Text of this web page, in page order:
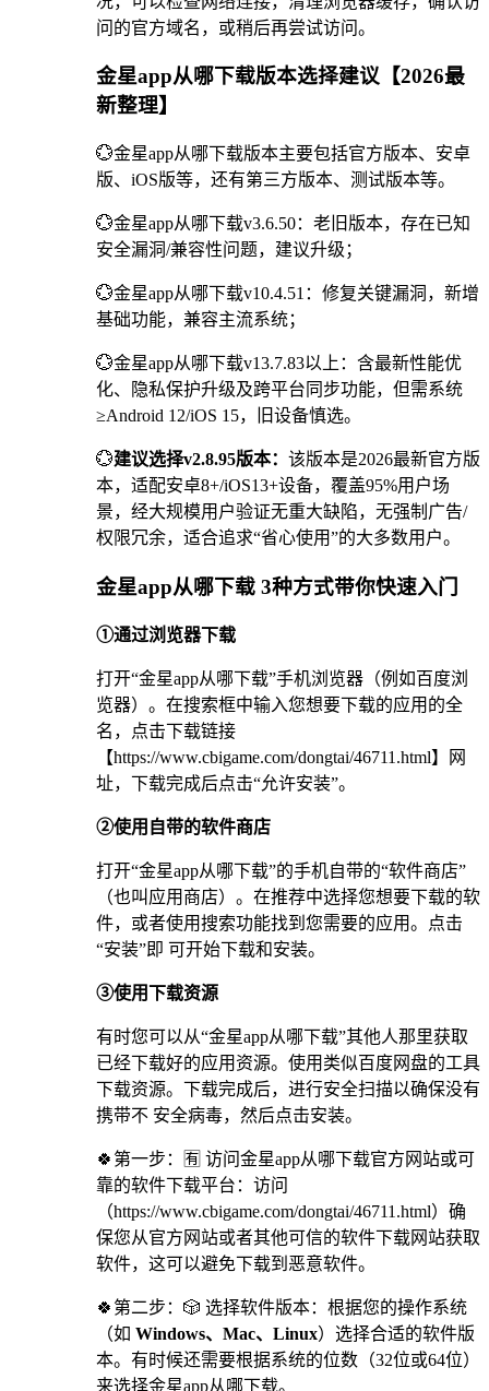
问的官方域名，或稍后再尝试访问。
金星app从哪下载版本选择建议【2026最
新整理】
💮金星app从哪下载版本主要包括官方版本、安卓
版、iOS版等，还有第三方版本、测试版本等。
💮金星app从哪下载v3.6.50：老旧版本，存在已知
安全漏洞/兼容性问题，建议升级；
💮金星app从哪下载v10.4.51：修复关键漏洞，新增
基础功能，兼容主流系统；
💮金星app从哪下载v13.7.83以上：含最新性能优
化、隐私保护升级及跨平台同步功能，但需系统
≥Android 12/iOS 15，旧设备慎选。
💮建议选择v2.8.95版本： 该版本是2026最新官方版
本，适配安卓8+/iOS13+设备，覆盖95%用户场
景，经大规模用户验证无重大缺陷，无强制广告/
权限冗余，适合追求“省心使用”的大多数用户。
金星app从哪下载 3种方式带你快速入门
①通过浏览器下载
打开“金星app从哪下载”手机浏览器（例如百度浏
览器）。在搜索框中输入您想要下载的应用的全
名，点击下载链接
【https://www.cbigame.com/dongtai/46711.html】网
址，下载完成后点击“允许安装”。
②使用自带的软件商店
打开“金星app从哪下载”的手机自带的“软件商店”
（也叫应用商店）。在推荐中选择您想要下载的软
件，或者使用搜索功能找到您需要的应用。点击
“安装”即 可开始下载和安装。
③使用下载资源
有时您可以从“金星app从哪下载”其他人那里获取
已经下载好的应用资源。使用类似百度网盘的工具
下载资源。下载完成后，进行安全扫描以确保没有
携带不 安全病毒，然后点击安装。
🍀第一步：🈶 访问金星app从哪下载官方网站或可
靠的软件下载平台：访问
（https://www.cbigame.com/dongtai/46711.html）确
保您从官方网站或者其他可信的软件下载网站获取
软件，这可以避免下载到恶意软件。
🍀第二步：🎲 选择软件版本：根据您的操作系统
（如 Windows、Mac、Linux）选择合适的软件版
本。有时候还需要根据系统的位数（32位或64位）
来选择金星app从哪下载。